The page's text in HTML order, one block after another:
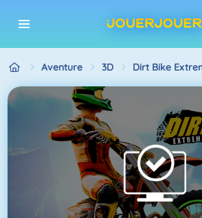
Aventure 3D Dirt Bike